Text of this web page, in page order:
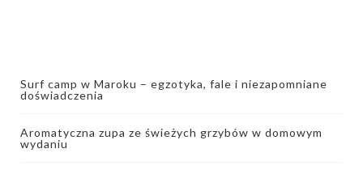
Surf camp w Maroku – egzotyka, fale i niezapomniane
doświadczenia
Aromatyczna zupa ze świeżych grzybów w domowym
wydaniu